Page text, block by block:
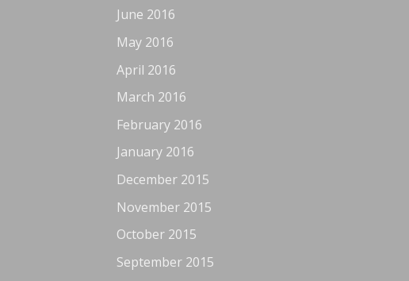
June 2016
May 2016
April 2016
March 2016
February 2016
January 2016
December 2015
November 2015
October 2015
September 2015